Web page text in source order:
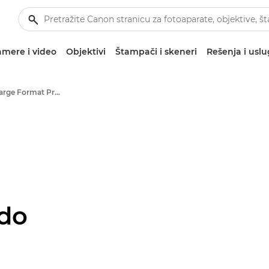
i video Objektivi Štampači i skeneri Rešenja i
High-Quality Large Format Printers for CAD/GIS and Stunning Graphics